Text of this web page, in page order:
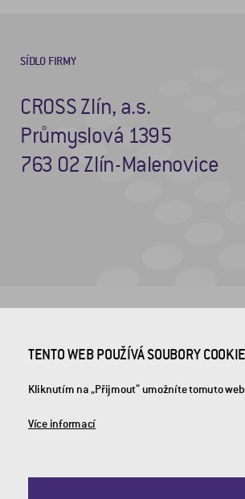
SÍDLO FIRMY
CROSS Zlín, a.s.
Průmyslová 1395
763 02 Zlín-Malenovice
TENTO WEB POUŽÍVÁ SOUBORY
Kliknutím na „Přijmout“ umožníte tomuto
Více informací